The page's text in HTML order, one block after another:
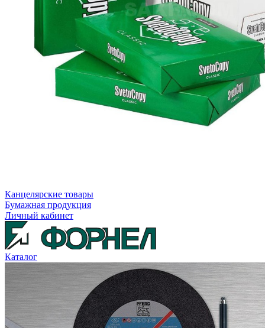
Канцелярские товары
Бумажная продукция
Личный кабинет
Каталог